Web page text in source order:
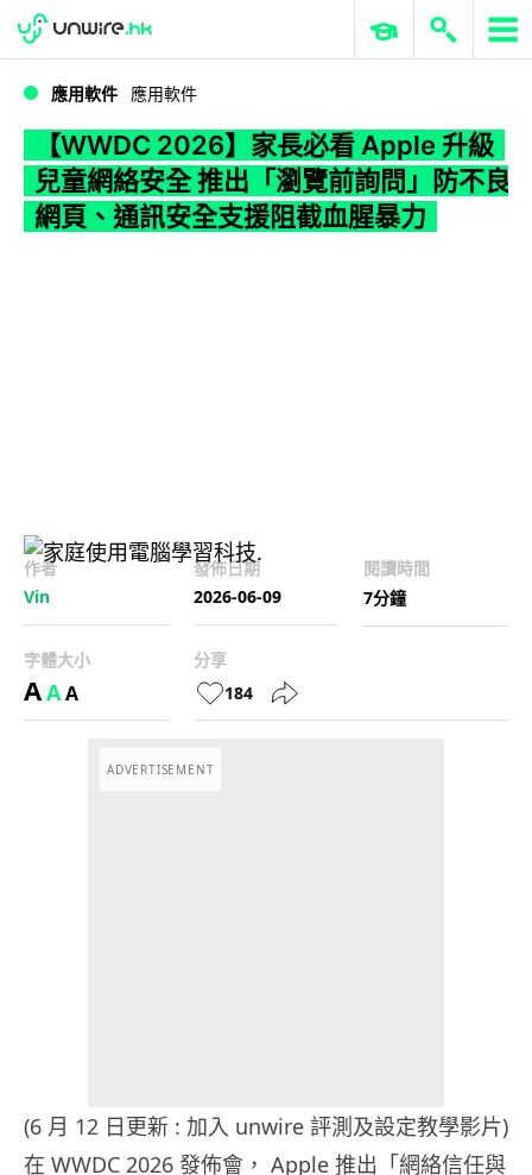
WWDC 2026 ERP 與商業 AI
應用軟件 應用軟件
【WWDC 2026】家長必看 Apple 升級
兒童網絡安全 推出「瀏覽前詢問」防不良
網頁、通訊安全支援阻截血腥暴力
作者
Vin
發佈日期
2026-06-09
閱讀時間
7分鐘
字體大小
AAA
分享
184
ADVERTISEMENT
(6 月 12 日更新 : 加入 unwire 評測及設定教學影片)
在 WWDC 2026 發佈會， Apple 推出「網絡信任與